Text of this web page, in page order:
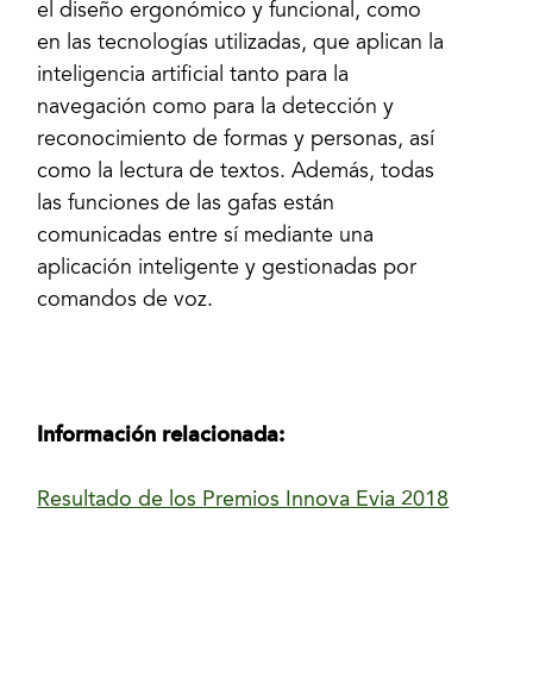
el diseño ergonómico y funcional, como
en las tecnologías utilizadas, que aplican la
inteligencia artificial tanto para la
navegación como para la detección y
reconocimiento de formas y personas, así
como la lectura de textos. Además, todas
las funciones de las gafas están
comunicadas entre sí mediante una
aplicación inteligente y gestionadas por
comandos de voz.
Información relacionada:
Resultado de los Premios Innova Evia 2018